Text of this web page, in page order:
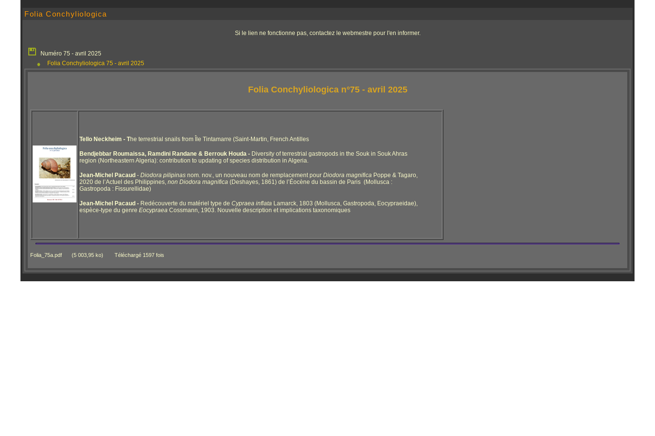
Folia Conchyliologica
Si le lien ne fonctionne pas, contactez le webmestre pour l'en informer.
Numéro 75 - avril 2025
Folia Conchyliologica 75 - avril 2025
Folia Conchyliologica n°75 - avril 2025
Tello Neckheim - The terrestrial snails from Île Tintamarre (Saint-Martin, French Antilles
Bendjebbar Roumaissa, Ramdini Randane & Berrouk Houda - Diversity of terrestrial gastropods in the Souk in Souk Ahras
region (Northeastern Algeria): contribution to updating of species distribution in Algeria.
Jean-Michel Pacaud - Diodora pilipinas nom. nov., un nouveau nom de remplacement pour Diodora magnifica Poppe & Tagaro,
2020 de l’Actuel des Philippines, non Diodora magnifica (Deshayes, 1861) de l’Éocène du bassin de Paris (Mollusca :
Gastropoda : Fissurellidae)
Jean-Michel Pacaud - Redécouverte du matériel type de Cypraea inflata Lamarck, 1803 (Mollusca, Gastropoda, Eocypraeidae),
espèce-type du genre Eocypraea Cossmann, 1903. Nouvelle description et implications taxonomiques
Folia_75a.pdf (5 003,95 ko) Téléchargé 1597 fois